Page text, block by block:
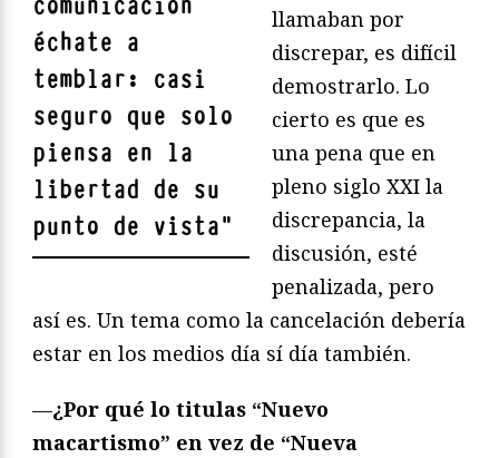
comunicación
échate a
temblar: casi
seguro que solo
piensa en la
libertad de su
punto de vista"
llamaban por
discrepar, es difícil
demostrarlo. Lo
cierto es que es
una pena que en
pleno siglo XXI la
discrepancia, la
discusión, esté
penalizada, pero
así es. Un tema como la cancelación debería
estar en los medios día sí día también.
—¿Por qué lo titulas “Nuevo
macartismo” en vez de “Nueva